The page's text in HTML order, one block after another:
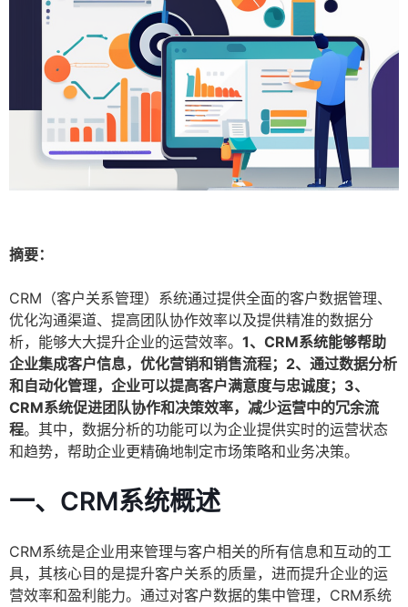
摘要：
CRM（客户关系管理）系统通过提供全面的客户数据管理、
优化沟通渠道、提高团队协作效率以及提供精准的数据分
析，能够大大提升企业的运营效率。 1、CRM系统能够帮助
企业集成客户信息，优化营销和销售流程；2、通过数据分析
和自动化管理，企业可以提高客户满意度与忠诚度；3、
CRM系统促进团队协作和决策效率，减少运营中的冗余流
程。其中，数据分析的功能可以为企业提供实时的运营状态
和趋势，帮助企业更精确地制定市场策略和业务决策。
一、CRM系统概述
CRM系统是企业用来管理与客户相关的所有信息和互动的工
具，其核心目的是提升客户关系的质量，进而提升企业的运
营效率和盈利能力。通过对客户数据的集中管理，CRM系统